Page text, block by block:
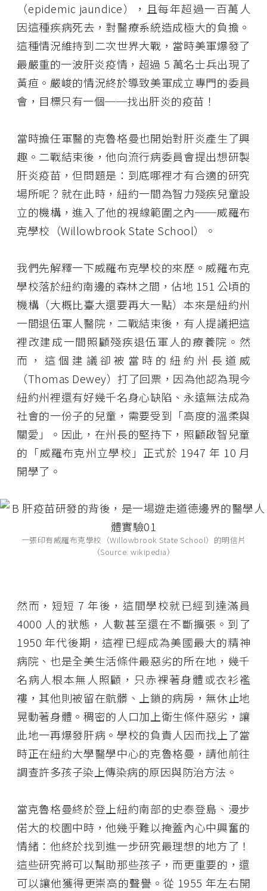
（epidemic jaundice），且每年超過一百萬人
因這種疾病死去，對醫療系統造成極大的負擔。
這種情況維持到二次世界大戰，當時美軍爆發了
最嚴重的一波肝炎疫情，超過 5 萬名士兵出現了
黃疸。嚴峻的情況終於導致美軍成立專門的委員
會，目標只有一個──找出肝炎的疫苗！
當時擔任軍醫的克魯格曼也開始對肝炎產生了興
趣。二戰結束後，他向流行病委員會提出想研製
肝炎疫苗，但問題是：到底哪裡才有合適的研究
場所呢？就在此時，紐約一間為智力殘疾兒童設
立的機構，進入了他的視線範圍之內──威羅布
克學校（Willowbrook State School）。
我們先解釋一下威羅布克學校的來歷。威羅布克
學校落於紐約南邊的森林之間，佔地 151 公頃的
機構（大概比臺大還要再大一點）本來是紐約州
一間退伍軍人醫院，二戰結束後，有人提議把這
裡改建成一間照顧殘疾退伍軍人的療養院。然
而，這個建議卻被當時的紐約州長道威
（Thomas Dewey）打了回票，因為他認為現今
紐約州裡還有好幾千名身心缺陷、永遠無法成為
社會的一份子的兒童，需要受到「高度的溫柔與
關愛」。因此，在州長的堅持下，照顧啟智兒童
的「威羅布克州立學校」正式於 1947 年 10 月
開學了。
一張印有威羅布克學校（Willowbrook State School）的明信片
（Source: wikipedia）
然而，短短 7 年後，這間學校就已經到達滿員
4000 人的狀態，人數甚至還在不斷擴張。到了
1950 年代後期，這裡已經成為美國最大的精神
病院、也是全美生活條件最惡劣的所在地，幾千
名病人根本無人照顧，只赤裸著身體或衣衫襤
褸，其他則被留在骯髒、上鎖的病房，無休止地
晃動著身體。稠密的人口加上衛生條件惡劣，讓
此地一再爆發肝病。學校的負責人因而找上了當
時正在紐約大學醫學中心的克魯格曼，請他前往
調查許多孩子染上傳染病的原因與防治方法。
當克魯格曼終於登上紐約南部的史泰登島、漫步
偌大的校園中時，他幾乎難以掩蓋內心中興奮的
情緒：他終於找到進一步研究最理想的地方了！
這些研究將可以幫助那些孩子，而更重要的，還
可以讓他獲得更崇高的聲譽。從 1955 年左右開